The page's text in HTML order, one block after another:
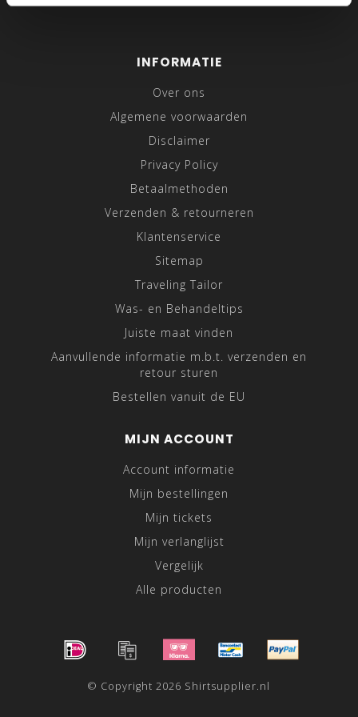
INFORMATIE
Over ons
Algemene voorwaarden
Disclaimer
Privacy Policy
Betaalmethoden
Verzenden & retourneren
Klantenservice
Sitemap
Traveling Tailor
Was- en Behandeltips
Juiste maat vinden
Aanvullende informatie m.b.t. verzenden en
retour sturen
Bestellen vanuit de EU
MIJN ACCOUNT
Account informatie
Mijn bestellingen
Mijn tickets
Mijn verlanglijst
Vergelijk
Alle producten
© Copyright 2026 Shirtsupplier.nl